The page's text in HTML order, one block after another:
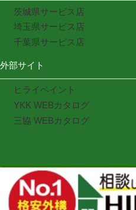
茨城県サービス店
埼玉県サービス店
千葉県サービス店
外部サイト
ヒライペイント
YKK WEBカタログ
三協 WEBカタログ